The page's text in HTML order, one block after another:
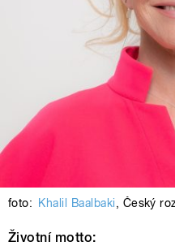
foto: Khalil Baalbaki, Český
Životní motto: